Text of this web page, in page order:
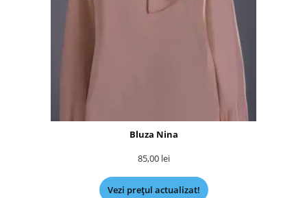
Bluza Nina
85,00 lei
Vezi prețul actualizat!